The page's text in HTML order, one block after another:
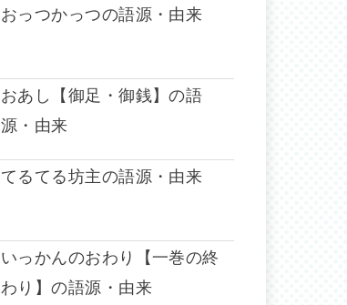
おっつかっつの語源・由来
おあし【御足・御銭】の語
源・由来
てるてる坊主の語源・由来
いっかんのおわり【一巻の終
わり】の語源・由来